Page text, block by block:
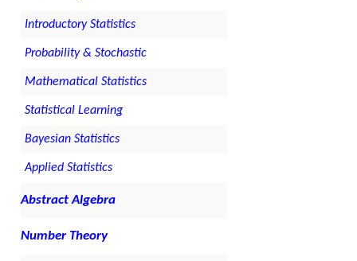
Introductory Statistics
Probability & Stochastic
Mathematical Statistics
Statistical Learning
Bayesian Statistics
Applied Statistics
Abstract Algebra
Number Theory